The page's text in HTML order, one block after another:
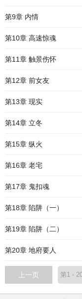
第9章 内情
第10章 高速惊魂
第11章 触景伤怀
第12章 前女友
第13章 现实
第14章 立冬
第15章 纵火
第16章 老宅
第17章 鬼扣魂
第18章 陷阱（一）
第19章 陷阱（二）
第20章 地府要人
上一页